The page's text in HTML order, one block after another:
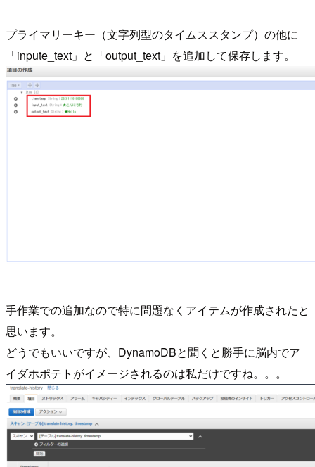
プライマリーキー（文字列型のタイムススタンプ）の他に
「inpute_text」と「output_text」を追加して保存します。
手作業での追加なので特に問題なくアイテムが作成されたと
思います。
どうでもいいですが、DynamoDBと聞くと勝手に脳内でア
イダホポテトがイメージされるのは私だけですね。。。